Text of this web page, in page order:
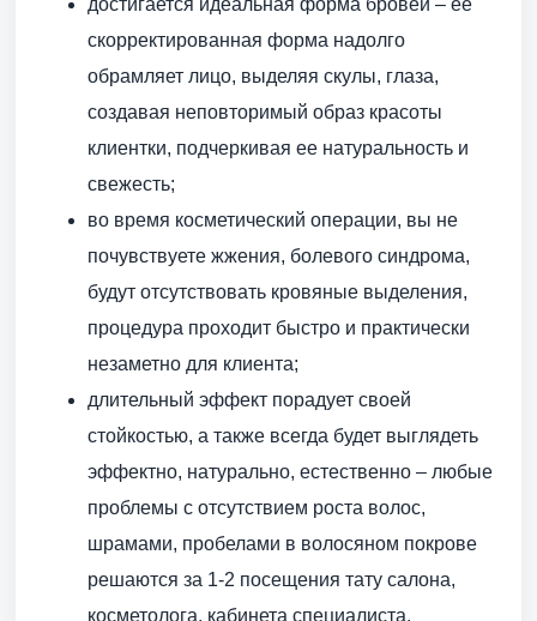
скорректированная форма надолго
обрамляет лицо, выделяя скулы, глаза,
создавая неповторимый образ красоты
клиентки, подчеркивая ее натуральность и
свежесть;
во время косметический операции, вы не
почувствуете жжения, болевого синдрома,
будут отсутствовать кровяные выделения,
процедура проходит быстро и практически
незаметно для клиента;
длительный эффект порадует своей
стойкостью, а также всегда будет выглядеть
эффектно, натурально, естественно – любые
проблемы с отсутствием роста волос,
шрамами, пробелами в волосяном покрове
решаются за 1-2 посещения тату салона,
косметолога, кабинета специалиста.